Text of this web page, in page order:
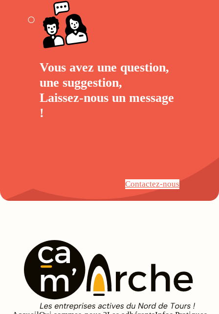
Vous avez une question,
une suggestion,
Laissez-nous un message
!
Contactez-nous